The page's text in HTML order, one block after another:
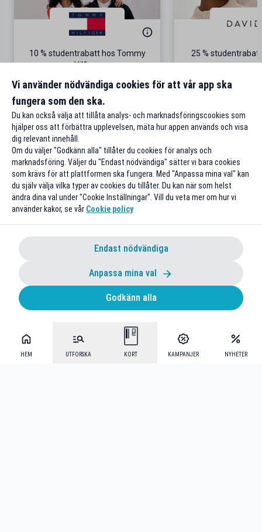
HEM UTFORSKA KORT KAMPANJER NYHETER
10 % studentrabatt hos Tommy
Hilfiger
Gäller på ordinarie pris
Till rabatten
25 %
Vi använder nödvändiga cookies för att vår app ska
fungera som den ska.
Du kan också välja att tillåta analys- och marknadsföringscookies som
hjälper oss att förbättra upplevelsen, mäta hur appen används och visa
dig relevant innehåll.
Om du väljer "Godkänn alla" tillåter du cookies för analys och
marknadsföring. Väljer du "Endast nödvändiga" sätter vi bara cookies
som krävs för att plattformen ska fungera. Med "Anpassa mina val" kan
du själv välja vilka typer av cookies du tillåter. Du kan när som helst
ändra dina val under "Cookie Inställningar". Vill du veta mer om hur vi
använder kakor, se vår Cookie policy
Endast nödvändiga
Anpassa mina val
Godkänn alla